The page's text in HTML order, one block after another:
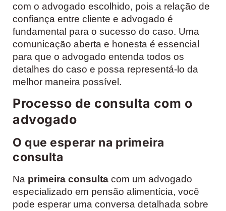
com o advogado escolhido, pois a relação de
confiança entre cliente e advogado é
fundamental para o sucesso do caso. Uma
comunicação aberta e honesta é essencial
para que o advogado entenda todos os
detalhes do caso e possa representá-lo da
melhor maneira possível.
Processo de consulta com o
advogado
O que esperar na primeira
consulta
Na primeira consulta com um advogado
especializado em pensão alimentícia, você
pode esperar uma conversa detalhada sobre